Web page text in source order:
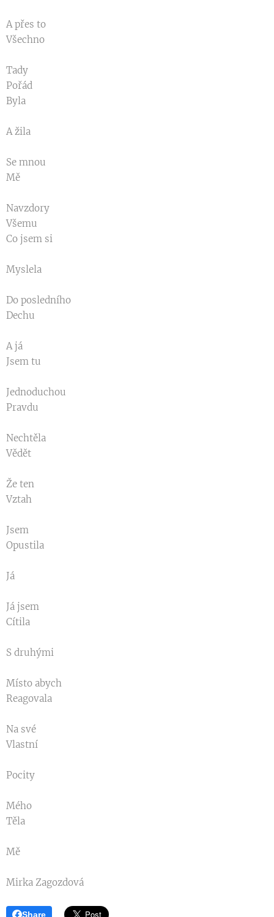
A přes to
Všechno
Tady
Pořád
Byla
A žila
Se mnou
Mě
Navzdory
Všemu
Co jsem si
Myslela
Do posledního
Dechu
A já
Jsem tu
Jednoduchou
Pravdu
Nechtěla
Vědět
Že ten
Vztah
Jsem
Opustila
Já
Já jsem
Cítila
S druhými
Místo abych
Reagovala
Na své
Vlastní
Pocity
Mého
Těla
Mě
Mirka Zagozdová
Share